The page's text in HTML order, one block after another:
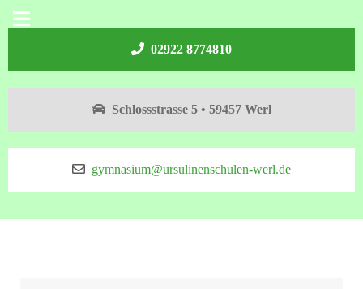
02922 8774810
Schlossstrasse 5 • 59457 Werl
gymnasium@ursulinenschulen-werl.de